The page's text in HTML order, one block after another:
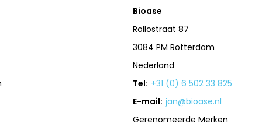
Bioase
Rollostraat 87
3084 PM Rotterdam
Nederland
Tel: +31 (0) 6 502 33 825
E-mail: jan@bioase.nl
Gerenomeerde Merken